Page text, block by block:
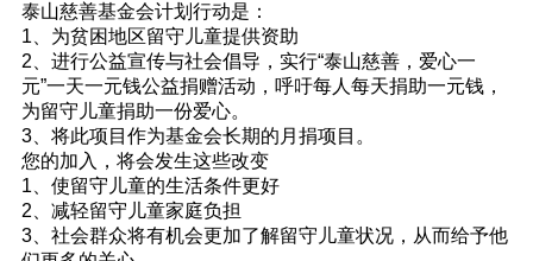
泰山慈善基金会计划行动是：
1、为贫困地区留守儿童提供资助
2、进行公益宣传与社会倡导，实行“泰山慈善，爱心一
元”一天一元钱公益捐赠活动，呼吁每人每天捐助一元钱，
为留守儿童捐助一份爱心。
3、将此项目作为基金会长期的月捐项目。
您的加入，将会发生这些改变
1、使留守儿童的生活条件更好
2、减轻留守儿童家庭负担
3、社会群众将有机会更加了解留守儿童状况，从而给予他